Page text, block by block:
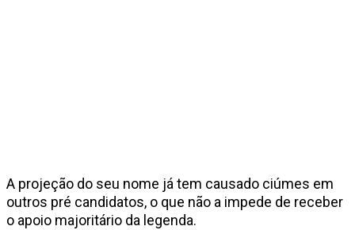
A projeção do seu nome já tem causado ciúmes em
outros pré candidatos, o que não a impede de receber
o apoio majoritário da legenda.